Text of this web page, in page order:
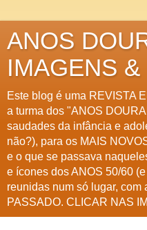
ANOS
IMAGENS &
Este blog é uma REVISTA
a turma dos "ANOS
saudades da infância e
não?), para os MAIS
e o que se passava
e ícones dos ANOS 50/60
reunidas num só lugar,
PASSADO. CLICAR NAS